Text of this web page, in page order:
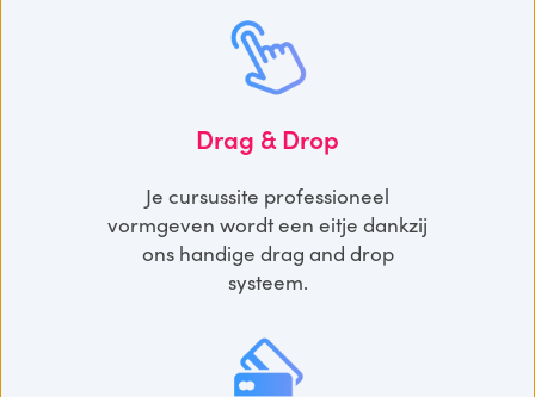
Drag & Drop
Je cursussite professioneel
vormgeven wordt een eitje dankzij
ons handige drag and drop
systeem.